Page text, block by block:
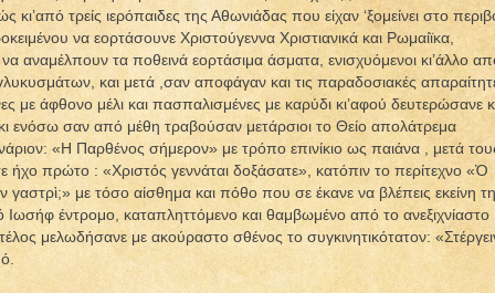
τρείς ιερόπαιδες της Αθωνιάδας που είχαν ‘ξομείνει στο
να εορτάσουνε Χριστούγεννα Χριστιανικά και Ρωμαίϊκα,
αναμέλπουν τα ποθεινά εορτάσιμα άσματα, ενισχυόμενοι κι’άλλο
και μετά ,σαν αποφάγαν και τις παραδοσιακές
με άφθονο μέλι και πασπαλισμένες με καρύδι κι’αφού δευτερώσανε
ενόσω σαν από μέθη τραβούσαν μετάρσιοι το Θείο απολάτρεμα
«Η Παρθένος σήμερον» με τρόπο επινίκιο ως παιάνα , μετά
ήχο πρώτο : «Χριστός γεννάται δοξάσατε», κατόπιν το περίτεχνο «Ὁ
με τόσο αίσθημα και πόθο που σε έκανε να βλέπεις εκείνη
έντρομο, καταπληττόμενο και θαμβωμένο από το ανεξιχνίαστο
μελωδήσανε με ακούραστο σθένος το συγκινητικότατον: